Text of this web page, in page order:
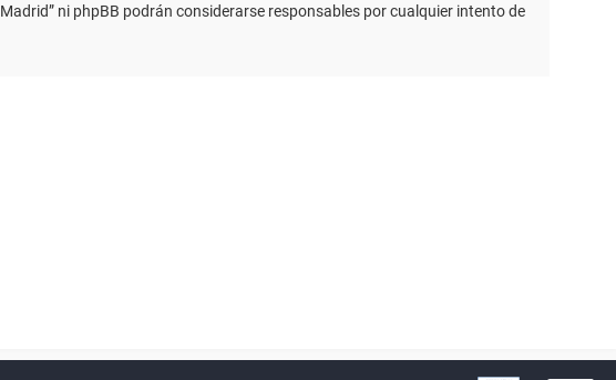
ni phpBB podrán considerarse responsables por cualquier intento de